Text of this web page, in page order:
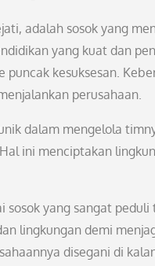
adalah sosok yang
yang kuat dan
puncak kesuksesan.
perusahaan.
dalam mengelola
ini menciptakan
sosok yang sangat
lingkungan demi
disegani di